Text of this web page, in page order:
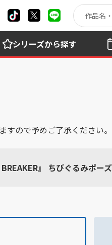
シリーズから探す
ので予めご了承ください。
』 ちびぐるみポー